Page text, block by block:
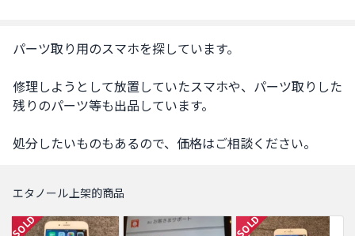
パーツ取り用のスマホを探しています。
修理しようとして放置していたスマホや、パーツ取りした
残りのパーツ等も出品しています。
処分したいものもあるので、価格はご相談ください。
エタノール上架的商品
SOLD SOLD